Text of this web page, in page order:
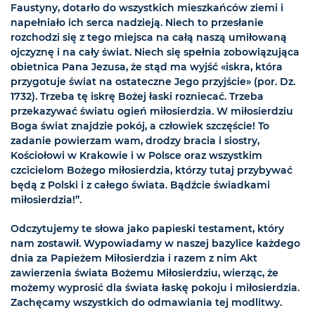
Faustyny, dotarło do wszystkich mieszkańców ziemi i
napełniało ich serca nadzieją. Niech to przesłanie
rozchodzi się z tego miejsca na całą naszą umiłowaną
ojczyznę i na cały świat. Niech się spełnia zobowiązująca
obietnica Pana Jezusa, że stąd ma wyjść «iskra, która
przygotuje świat na ostateczne Jego przyjście» (por. Dz.
1732). Trzeba tę iskrę Bożej łaski rozniecać. Trzeba
przekazywać światu ogień miłosierdzia. W miłosierdziu
Boga świat znajdzie pokój, a człowiek szczęście! To
zadanie powierzam wam, drodzy bracia i siostry,
Kościołowi w Krakowie i w Polsce oraz wszystkim
czcicielom Bożego miłosierdzia, którzy tutaj przybywać
będą z Polski i z całego świata. Bądźcie świadkami
miłosierdzia!”.
Odczytujemy te słowa jako papieski testament, który
nam zostawił. Wypowiadamy w naszej bazylice każdego
dnia za Papieżem Miłosierdzia i razem z nim Akt
zawierzenia świata Bożemu Miłosierdziu, wierząc, że
możemy wyprosić dla świata łaskę pokoju i miłosierdzia.
Zachęcamy wszystkich do odmawiania tej modlitwy.